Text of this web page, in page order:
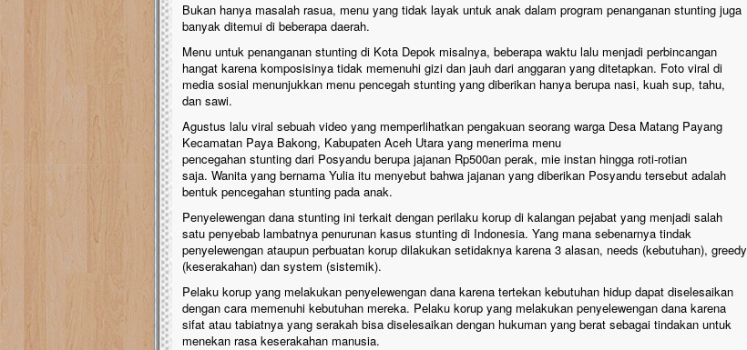
Bukan hanya masalah rasua, menu yang tidak layak untuk anak dalam program penanganan stunting juga
banyak ditemui di beberapa daerah.
Menu untuk penanganan stunting di Kota Depok misalnya, beberapa waktu lalu menjadi perbincangan
hangat karena komposisinya tidak memenuhi gizi dan jauh dari anggaran yang ditetapkan. Foto viral di
media sosial menunjukkan menu pencegah stunting yang diberikan hanya berupa nasi, kuah sup, tahu,
dan sawi.
Agustus lalu viral sebuah video yang memperlihatkan pengakuan seorang warga Desa Matang Payang
Kecamatan Paya Bakong, Kabupaten Aceh Utara yang menerima menu
pencegahan stunting dari Posyandu berupa jajanan Rp500an perak, mie instan hingga roti-rotian
saja. Wanita yang bernama Yulia itu menyebut bahwa jajanan yang diberikan Posyandu tersebut adalah
bentuk pencegahan stunting pada anak.
Penyelewengan dana stunting ini terkait dengan perilaku korup di kalangan pejabat yang menjadi salah
satu penyebab lambatnya penurunan kasus stunting di Indonesia. Yang mana sebenarnya tindak
penyelewengan ataupun perbuatan korup dilakukan setidaknya karena 3 alasan, needs (kebutuhan), greedy
(keserakahan) dan system (sistemik).
Pelaku korup yang melakukan penyelewengan dana karena tertekan kebutuhan hidup dapat diselesaikan
dengan cara memenuhi kebutuhan mereka. Pelaku korup yang melakukan penyelewengan dana karena
sifat atau tabiatnya yang serakah bisa diselesaikan dengan hukuman yang berat sebagai tindakan untuk
menekan rasa keserakahan manusia.